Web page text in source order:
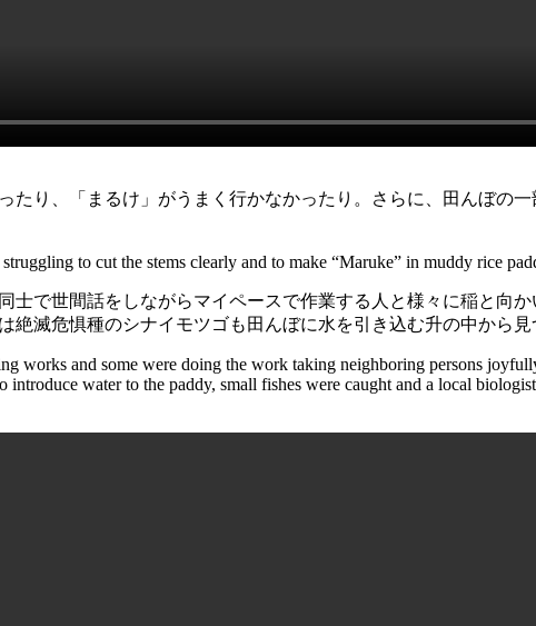
り、「まるけ」がうまく行かなかったり。さらに、田んぼの
to cut the stems clearly and to make “Maruke” in muddy rice
で世間話をしながらマイペースで作業する人と様々に稲と向
滅危惧種のシナイモツゴも田んぼに水を引き込む升の中から見
works and some were doing the work taking neighboring persons
water to the paddy, small fishes were caught and a local